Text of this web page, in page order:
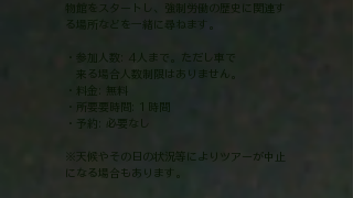
物館をスタートし、強制労働の歴史に関連す
る場所などを一緒に尋ねます。
・参加人数: 4人まで。ただし車で
来る場合人数制限はありません。
・料金: 無料
・所要要時間: 1時間
・予約: 必要なし
​※天候やその日の状況等によりツアーが中止
になる場合もあります。